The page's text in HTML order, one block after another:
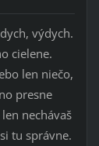
výdych.
cielene.
len niečo,
presne
nechávaš
tu správne.